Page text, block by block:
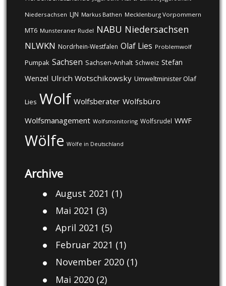
Niedersachsen LJN Markus Bathen Mecklenburg Vorpommern
MT6 Munsteraner Rudel NABU Niedersachsen
NLWKN Nordrhein-Westfalen Olaf Lies Problemwolf
Pumpak Sachsen Sachsen-Anhalt Schweiz Stefan
Wenzel Ulrich Wotschikowsky Umweltminister Olaf
Lies Wolf Wolfsberater Wolfsbüro
Wolfsmanagement Wolfsmonitoring Wolfsrudel WWF
Wölfe Wölfe in Deutschland
Archive
August 2021 (1)
Mai 2021 (3)
April 2021 (5)
Februar 2021 (1)
November 2020(1)
Mai 2020(2)